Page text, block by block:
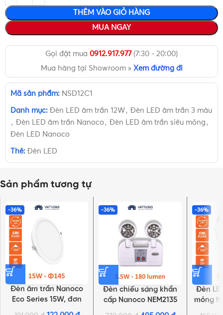
THÊM VÀO GIỎ HÀNG
MUA NGAY
Gọi đặt mua 0912.917.977(7:30 - 20:00)
Mua hàng tại Showroom » Xem đường đi
Mã sản phẩm: NSD12C1
Danh mục: Đèn LED âm trần 12W , Đèn LED âm trần 3 màu
, Đèn LED âm trần Nanoco , Đèn LED âm trần siêu mỏng ,
Đèn LED Nanoco
Thẻ: Đèn LED
Sản phẩm tương tự
-36%
Đèn âm trần Nanoco
Eco Series 15W, đơn
sắc | NED156, NED154,
-36%
Đèn chiếu sáng khẩn
cấp Nanoco NEM2135
3.5W (có chứng nhận
-36%
Đèn
mỏng